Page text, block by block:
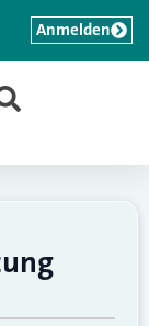
Anmelden